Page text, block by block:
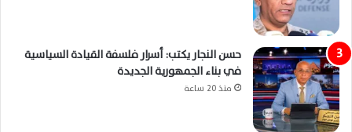
حسن النجار يكتب: أسرار فلسفة القيادة السياسية
في بناء الجمهورية الجديدة
منذ 20 ساعة